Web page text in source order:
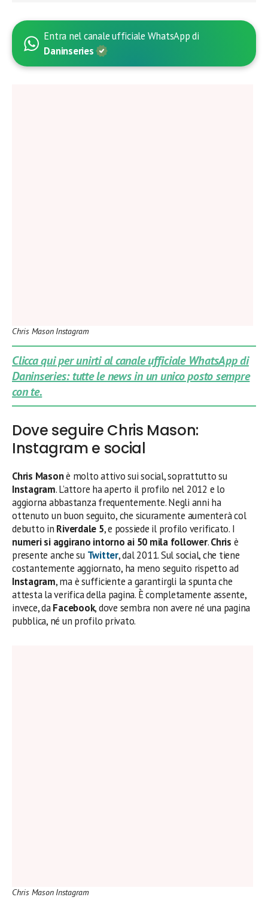
Entra nel canale ufficiale WhatsApp di
Daninseries
Chris Mason Instagram
Clicca qui per unirti al canale ufficiale WhatsApp di
Daninseries: tutte le news in un unico posto sempre
con te.
Dove seguire Chris Mason:
Instagram e social
Chris Masonè molto attivo sui social, soprattutto su
Instagram. L’attore ha aperto il profilo nel 2012 e lo
aggiorna abbastanza frequentemente. Negli anni ha
ottenuto un buon seguito, che sicuramente aumenterà col
debutto in Riverdale 5, e possiede il profilo verificato. I
numeri si aggirano intorno ai 50 mila follower.Chris è
presente anche su Twitter, dal 2011. Sul social, che tiene
costantemente aggiornato, ha meno seguito rispetto ad
Instagram, ma è sufficiente a garantirgli la spunta che
attesta la verifica della pagina. È completamente assente,
invece, daFacebook, dove sembra non avere né una pagina
pubblica, né un profilo privato.
Chris Mason Instagram